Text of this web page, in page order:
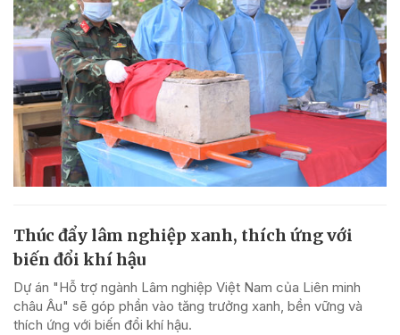
Thúc đẩy lâm nghiệp xanh, thích ứng với
biến đổi khí hậu
Dự án "Hỗ trợ ngành Lâm nghiệp Việt Nam của Liên minh
châu Âu" sẽ góp phần vào tăng trưởng xanh, bền vững và
thích ứng với biến đổi khí hậu.